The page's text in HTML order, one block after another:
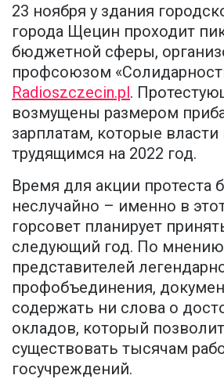
23 ноября у здания
города Щецин проходит
бюджетной сферы,
профсоюзом
Radioszczecin.pl.
возмущены размером
зарплатам, которые
трудящимся на 2022 год.
Время для акции протеста
неслучайно – именно в
горсовет планирует
следующий год. По мнению
представителей
профобъединения,
содержать ни слова о
окладов, который
существовать тысячам
госучреждений.